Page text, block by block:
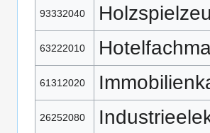
93332040
63222010
61312020
26252080